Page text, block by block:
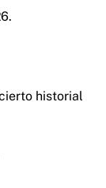
historial